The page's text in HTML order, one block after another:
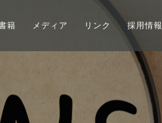
籍 メディア リンク 採用情報